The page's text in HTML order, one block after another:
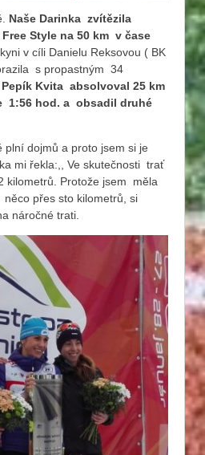
Naše Darinka zvítězila
Style na 50 km v čase
v cíli Danielu Reksovou ( BK
s propastným 34
Pepík Kvita absolvoval 25 km
1:56 hod. a obsadil druhé
plní dojmů a proto jsem si je
mi řekla:,, Ve skutečnosti trať
Protože jsem měla
přes sto kilometrů, si
náročné trati.